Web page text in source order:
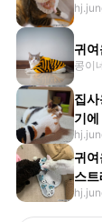
귀여
콩이
집
기
귀여
스